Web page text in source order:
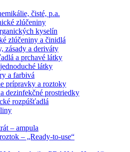
čisté, p.a.
zlúčeniny
kyselín
zlúčeniny a činidlá
zásady a deriváty
a prchavé látky
látky
a farbivá
prípravky a roztoky
dezinfekčné prostriedky
rozpúšťadlá
– ampula
– „Ready-to-use“